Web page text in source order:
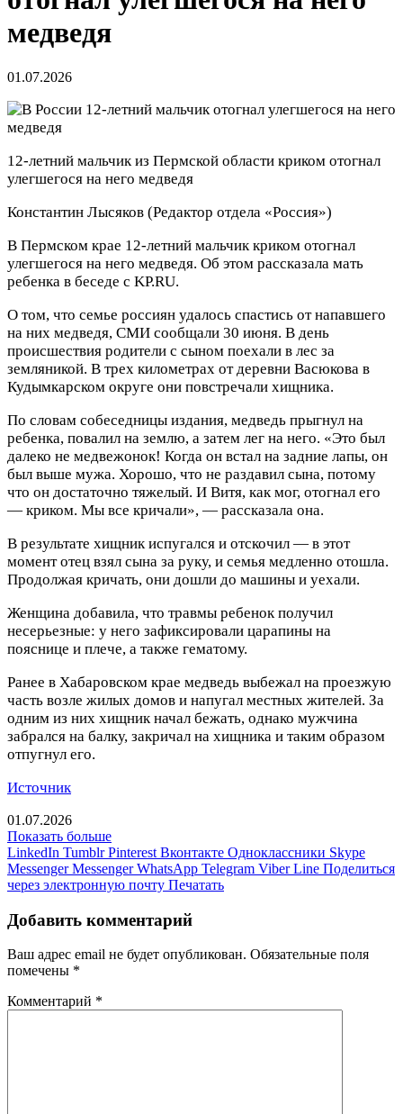
медведя
01.07.2026
12-летний мальчик из Пермской области криком отогнал
улегшегося на него медведя
Константин Лысяков (Редактор отдела «Россия»)
В Пермском крае 12-летний мальчик криком отогнал
улегшегося на него медведя. Об этом рассказала мать
ребенка в беседе с KP.RU.
О том, что семье россиян удалось спастись от напавшего
на них медведя, СМИ сообщали 30 июня. В день
происшествия родители с сыном поехали в лес за
земляникой. В трех километрах от деревни Васюкова в
Кудымкарском округе они повстречали хищника.
По словам собеседницы издания, медведь прыгнул на
ребенка, повалил на землю, а затем лег на него. «Это был
далеко не медвежонок! Когда он встал на задние лапы, он
был выше мужа. Хорошо, что не раздавил сына, потому
что он достаточно тяжелый. И Витя, как мог, отогнал его
— криком. Мы все кричали», — рассказала она.
В результате хищник испугался и отскочил — в этот
момент отец взял сына за руку, и семья медленно отошла.
Продолжая кричать, они дошли до машины и уехали.
Женщина добавила, что травмы ребенок получил
несерьезные: у него зафиксировали царапины на
пояснице и плече, а также гематому.
Ранее в Хабаровском крае медведь выбежал на проезжую
часть возле жилых домов и напугал местных жителей. За
одним из них хищник начал бежать, однако мужчина
забрался на балку, закричал на хищника и таким образом
отпугнул его.
Источник
01.07.2026
Показать больше
LinkedIn Tumblr Pinterest Вконтакте Одноклассники Skype
Messenger Messenger WhatsApp Telegram Viber Line Поделиться
через электронную почту Печатать
Добавить комментарий
Ваш адрес email не будет опубликован. Обязательные поля
помечены *
Комментарий *